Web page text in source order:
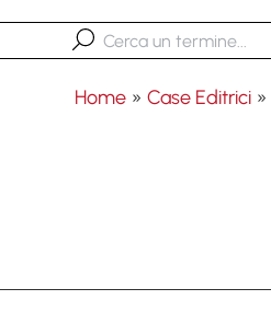
Home » Case Editrici »